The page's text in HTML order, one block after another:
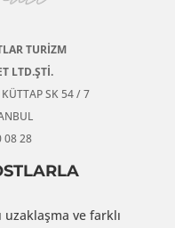
TURİZM
LTD.ŞTİ.
SK 54 / 7
08 28
ve farklı